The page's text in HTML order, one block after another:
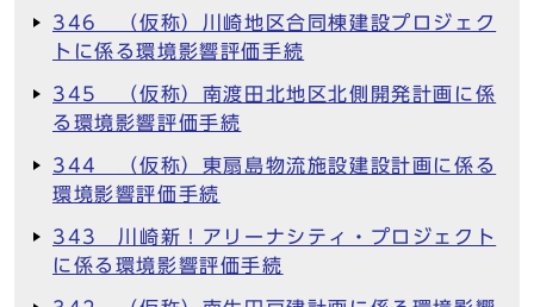
346 （仮称）川崎地区合同棟建設プロジェク
トに係る環境影響評価手続
345 （仮称）南渡田北地区北側開発計画に係
る環境影響評価手続
344 （仮称）東扇島物流施設建設計画に係る
環境影響評価手続
343 川崎新！アリーナシティ・プロジェクト
に係る環境影響評価手続